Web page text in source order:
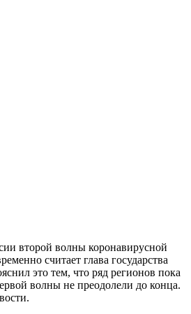
второй волны коронавирусной
считает глава государства
это тем, что ряд регионов пока
волны не преодолели до конца.